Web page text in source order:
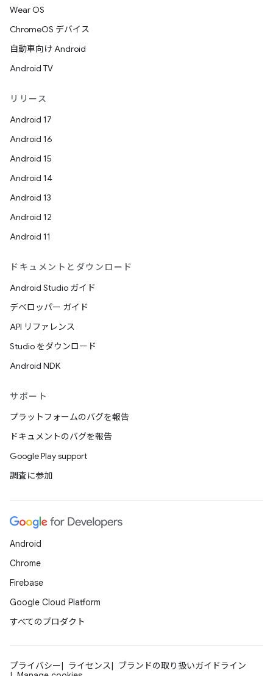
Wear OS
ChromeOS デバイス
自動車向け Android
Android TV
リリース
Android 17
Android 16
Android 15
Android 14
Android 13
Android 12
Android 11
ドキュメントとダウンロード
Android Studio ガイド
デベロッパー ガイド
API リファレンス
Studio をダウンロード
Android NDK
サポート
プラットフォームのバグを報告
ドキュメントのバグを報告
Google Play support
調査に参加
Android
Chrome
Firebase
Google Cloud Platform
すべてのプロダクト
プライバシー ライセンス
ブランドの取り扱いガイドライン